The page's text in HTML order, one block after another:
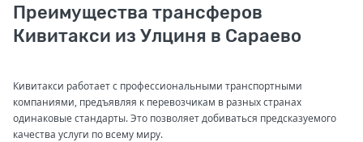
Преимущества трансферов
Кивитакси из Улциня в Сараево
Кивитакси работает с профессиональными транспортными
компаниями, предъявляя к перевозчикам в разных странах
одинаковые стандарты. Это позволяет добиваться предсказуемого
качества услуги по всему миру.